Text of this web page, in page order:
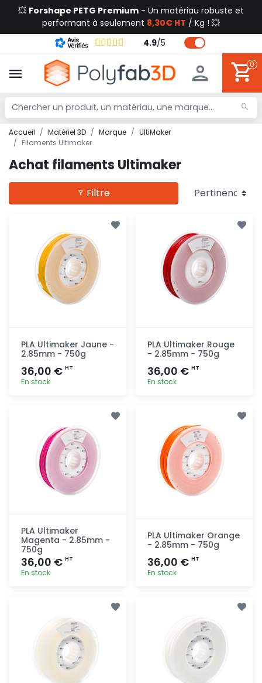
💥 Forshape PETG Premium - Un matériau robuste et
performant à seulement 8,30€ HT / Kg ! 💥
4.9/5
0
Accueil Matériel 3D Marque
UltiMaker
Filaments Ultimaker
Achat filaments Ultimaker
Filtre
PLA Ultimaker Jaune -
2.85mm - 750g
36,00 € HT
En stock
PLA Ultimaker Rouge
- 2.85mm - 750g
36,00 € HT
En stock
PLA Ultimaker
Magenta - 2.85mm -
750g
36,00 € HT
En stock
PLA Ultimaker Orange
- 2.85mm - 750g
36,00 € HT
En stock